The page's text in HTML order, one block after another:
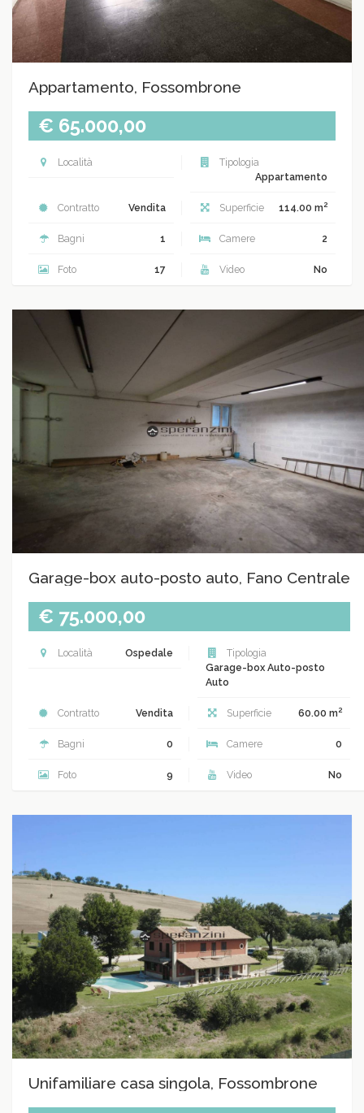
Appartamento, Fossombrone
€ 65.000,00
Località
Tipologia
Appartamento
Contratto Vendita Superficie 114.00 m2
Bagni 1 Camere 2
Foto 17 Video No
Garage-box auto-posto auto, Fano Centrale
€ 75.000,00
Località Ospedale
Tipologia
Garage-box Auto-posto
Auto
Contratto Vendita Superficie 60.00 m2
Bagni 0 Camere 0
Foto 9 Video No
Unifamiliare casa singola, Fossombrone